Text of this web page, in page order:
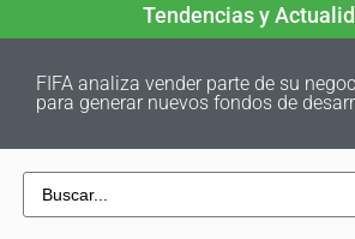
Tendencias y
FIFA analiza vender parte de su
para generar nuevos fondos de